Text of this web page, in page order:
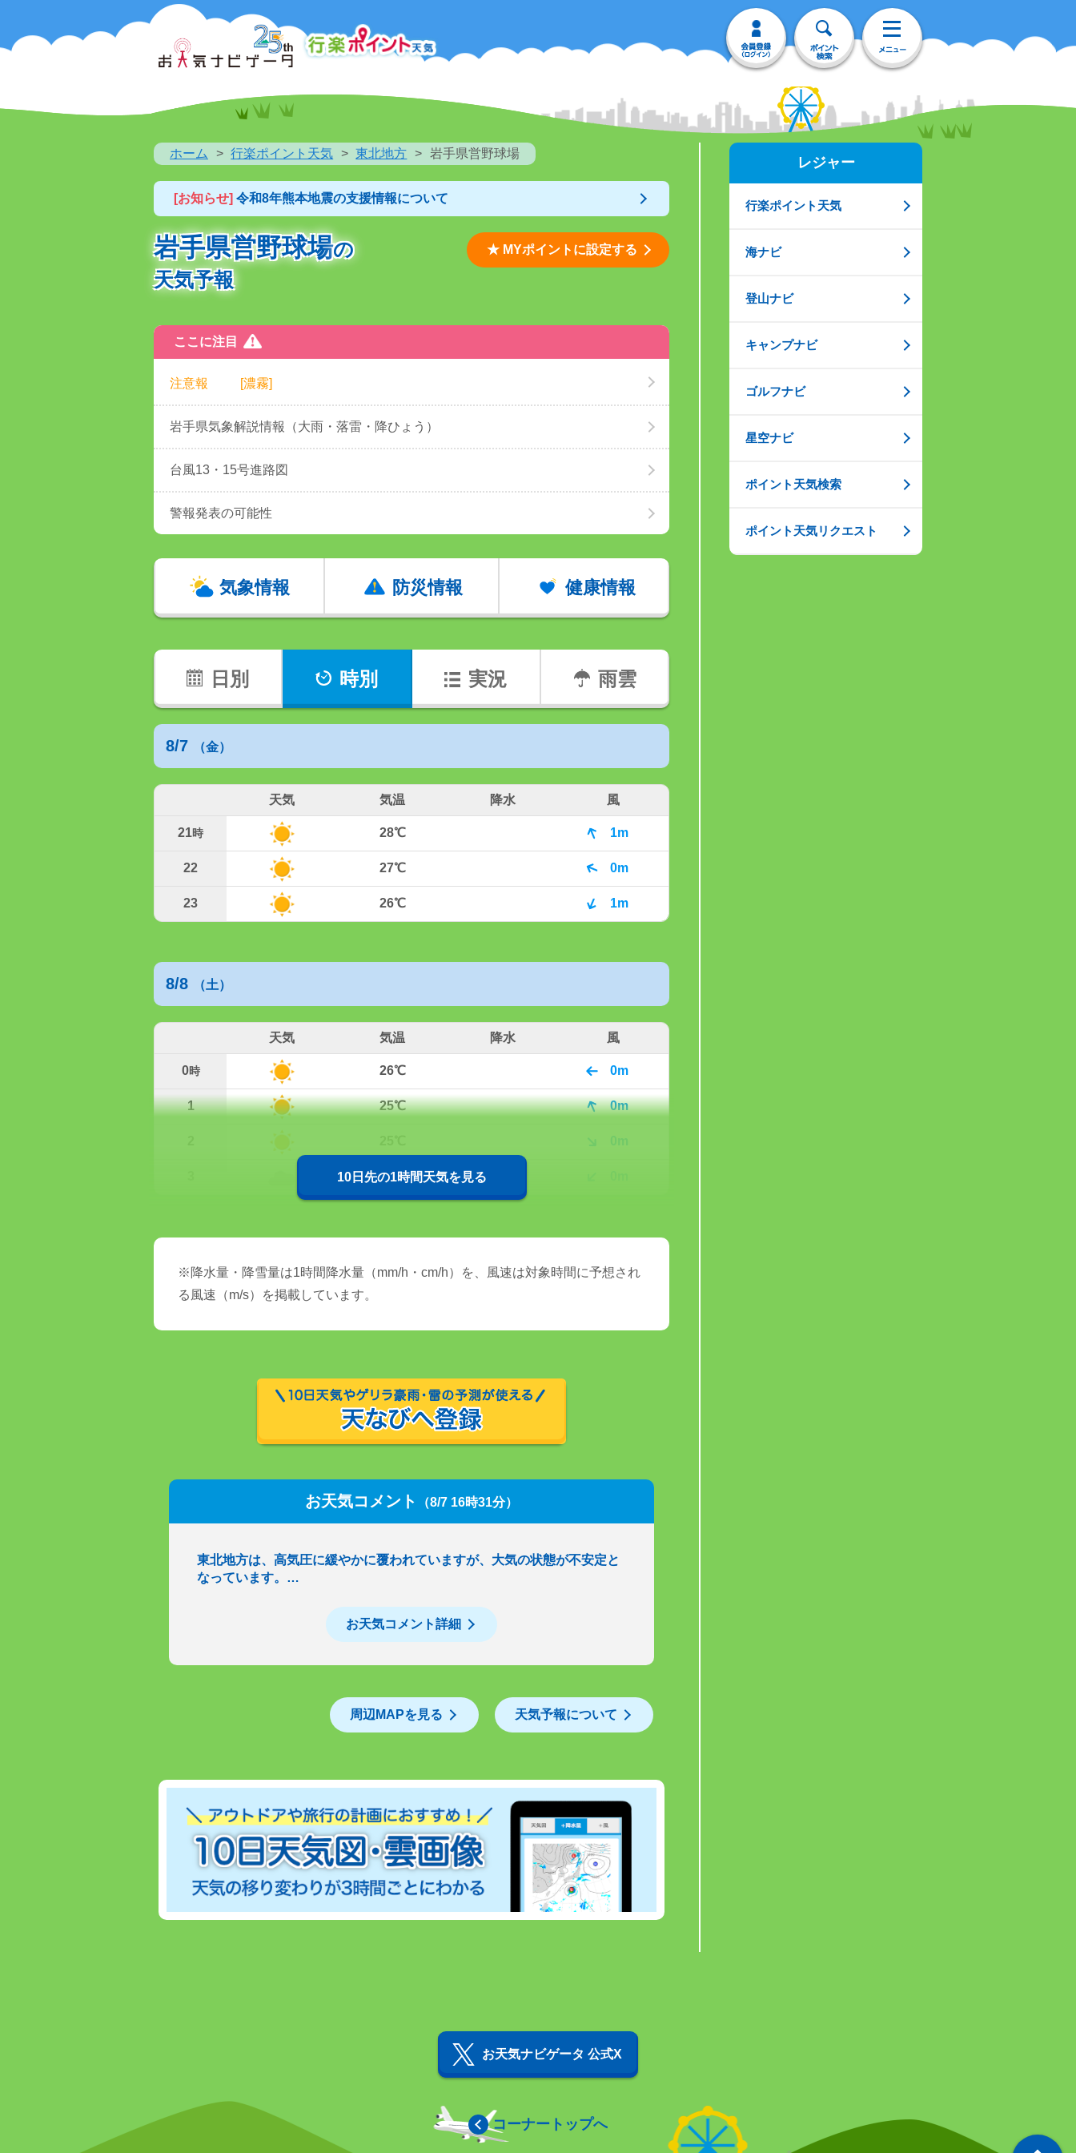
ホーム 行楽ポイント天気 東北地方 岩手県営野球場
[お知らせ] 令和8年熊本地震の支援情報について
岩手県営野球場の
天気予報
★ MYポイントに設定する
ここに注目
注意報 [濃霧]
岩手県気象解説情報（大雨・落雷・降ひょう）
台風13・15号進路図
警報発表の可能性
気象情報 防災情報 健康情報
日別 時別 実況 雨雲
8/7 （金）
天気 気温 降水 風
21時 28℃ 1m
22 27℃ 0m
23 26℃ 1m
8/8 （土）
天気 気温 降水 風
0時 26℃ 0m
1 25℃ 0m
0m
24℃
10日先の1時間天気を見る
※降水量・降雪量は1時間降水量（mm/h・cm/h）を、風速は対象時間に予想され
る風速（m/s）を掲載しています。
お天気コメント （8/7 16時31分）
東北地方は、高気圧に緩やかに覆われていますが、大気の状態が不安定と
なっています。…
お天気コメント詳細
周辺MAPを見る 天気予報について
レジャー
行楽ポイント天気
海ナビ
登山ナビ
キャンプナビ
ゴルフナビ
星空ナビ
ポイント天気検索
ポイント天気リクエスト
お天気ナビゲータ 公式X
コーナートップへ